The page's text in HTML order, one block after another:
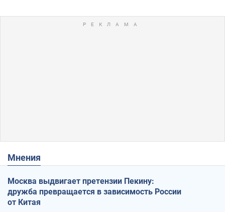
Мнения
Москва выдвигает претензии Пекину:
дружба превращается в зависимость России
от Китая